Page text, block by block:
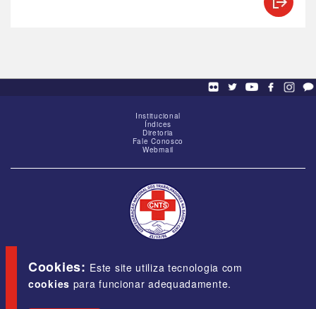
Cookies: Este site utiliza tecnologia com
cookies para funcionar adequadamente.
Institucional
Índices
Diretoria
Fale Conosco
Webmail
Brasília-DF, CEP 70309-900
E-mail:cnts@cnts.org.br